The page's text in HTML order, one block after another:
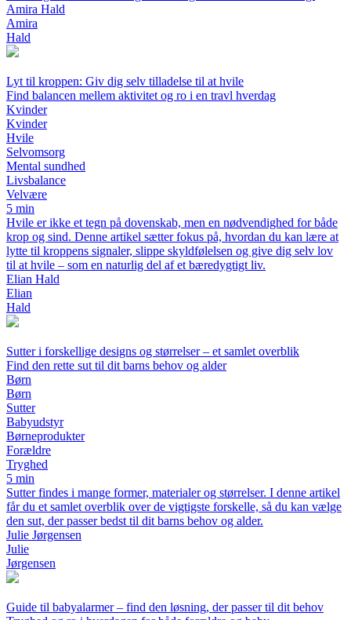
Amira Hald
Amira
Hald
Lyt til kroppen: Giv dig selv tilladelse til at hvile
Find balancen mellem aktivitet og ro i en travl hverdag
Kvinder
Kvinder
Hvile
Selvomsorg
Mental sundhed
Livsbalance
Velvære
5 min
Hvile er ikke et tegn på dovenskab, men en nødvendighed for både
krop og sind. Denne artikel sætter fokus på, hvordan du kan lære at
lytte til kroppens signaler, slippe skyldfølelsen og give dig selv lov
til at hvile – som en naturlig del af et bæredygtigt liv.
Elian Hald
Elian
Hald
Sutter i forskellige designs og størrelser – et samlet overblik
Find den rette sut til dit barns behov og alder
Børn
Børn
Sutter
Babyudstyr
Børneprodukter
Forældre
Tryghed
5 min
Sutter findes i mange former, materialer og størrelser. I denne artikel
får du et samlet overblik over de vigtigste forskelle, så du kan vælge
den sut, der passer bedst til dit barns behov og alder.
Julie Jørgensen
Julie
Jørgensen
Guide til babyalarmer – find den løsning, der passer til dit behov